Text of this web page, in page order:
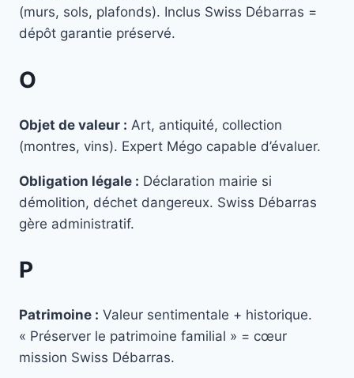
(murs, sols, plafonds). Inclus Swiss Débarras =
dépôt garantie préservé.
O
Objet de valeur : Art, antiquité, collection
(montres, vins). Expert Mégo capable d’évaluer.
Obligation légale : Déclaration mairie si
démolition, déchet dangereux. Swiss Débarras
gère administratif.
P
Patrimoine : Valeur sentimentale + historique.
« Préserver le patrimoine familial » = cœur
mission Swiss Débarras.